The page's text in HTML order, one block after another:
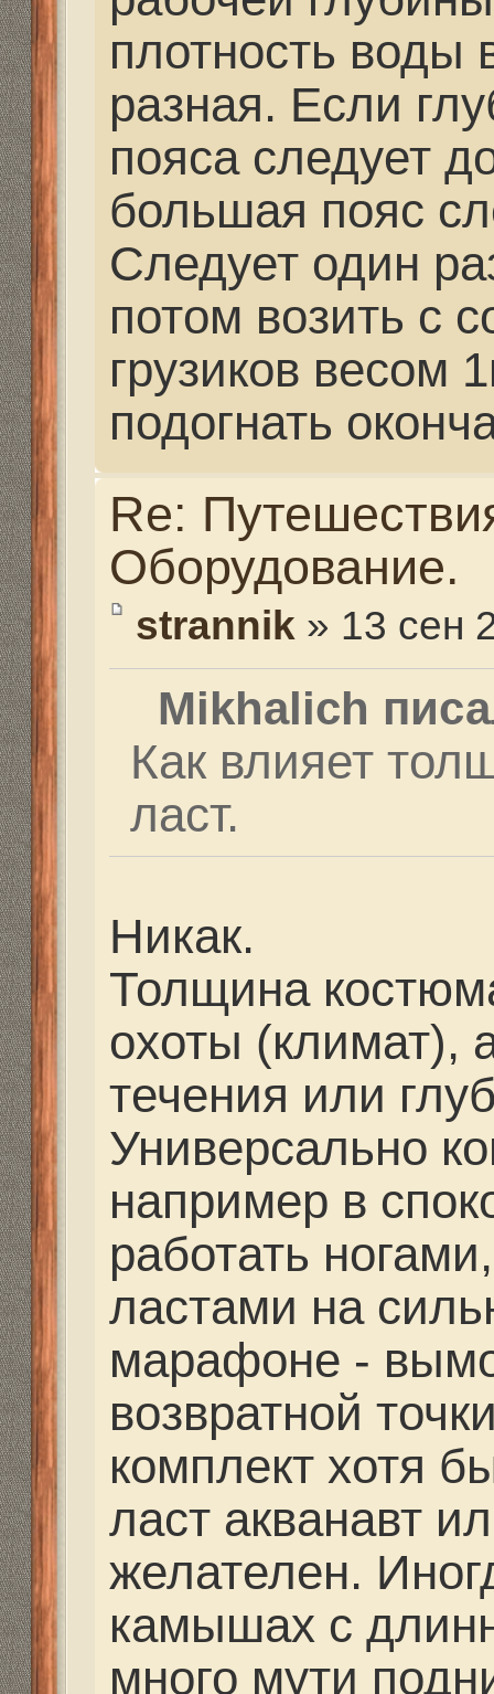
охоты (климат), а
течения или глубину
Универсально
например в
работать ногами, а
ластами на сильном
марафоне -
возвратной точки не
комплект хотя бы
ласт акванавт или
желателен. Иногда
камышах с длинными
много мути
есть возможность не
исходную точку (тебя
выходе), то я бы
короткими
длинных шума много
сплаве. Опять же,
небольшие. Скажем
мелководье и
Re: Путешествия.
Оборудование.
Mikhalich» 14 сен 2013,
А что есть костюмы в
можно нырять?
Re: Путешествия.
Оборудование.
strannik» 14 сен 2013,
Mikhalich писал(а):
А что есть костюмы
можно нырять?